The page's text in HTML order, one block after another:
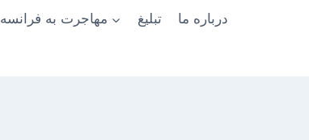
مهاجرت به فرانسه تبلیغ درباره ما